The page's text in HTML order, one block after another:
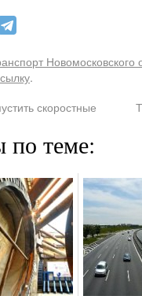
Новомосковского
.
скоростные
по теме: